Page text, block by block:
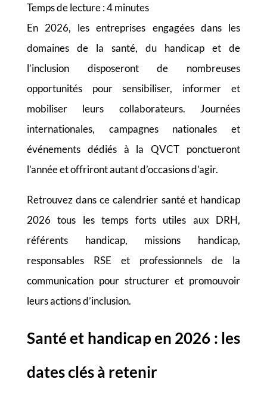
Temps de lecture :4 minutes
En 2026, les entreprises engagées dans les
domaines de la santé, du handicap et de
l’inclusion disposeront de nombreuses
opportunités pour sensibiliser, informer et
mobiliser leurs collaborateurs. Journées
internationales, campagnes nationales et
événements dédiés à la QVCT ponctueront
l’année et offriront autant d’occasions d’agir.
Retrouvez dans ce calendrier santé et handicap
2026 tous les temps forts utiles aux DRH,
référents handicap, missions handicap,
responsables RSE et professionnels de la
communication pour structurer et promouvoir
leurs actions d’inclusion.
Santé et handicapen 2026 : les
dates clés à retenir